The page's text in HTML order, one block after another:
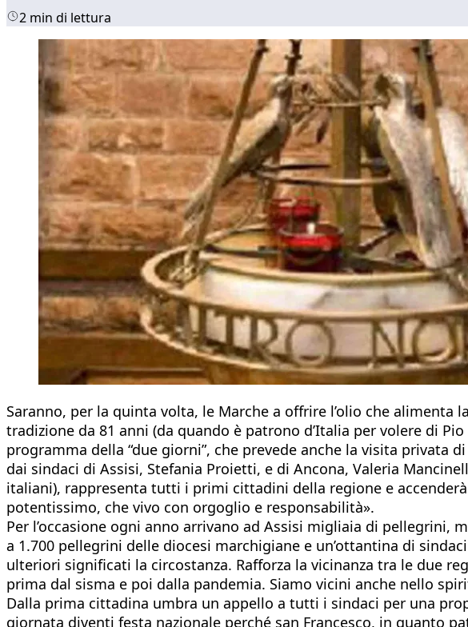
2 min di lettura
Saranno, per la quinta volta, le Marche a offrire l’olio che alimenta
tradizione da 81 anni (da quando è patrono d’Italia per volere di
programma della “due giorni”, che prevede anche la visita
dai sindaci di Assisi, Stefania Proietti, e di Ancona, Valeria
italiani), rappresenta tutti i primi cittadini della regione e
potentissimo, che vivo con orgoglio e responsabilità».
Per l’occasione ogni anno arrivano ad Assisi migliaia di
a 1.700 pellegrini delle diocesi marchigiane e un’ottantina di
ulteriori significati la circostanza. Rafforza la vicinanza tra le due
prima dal sisma e poi dalla pandemia. Siamo vicini anche nello
Dalla prima cittadina umbra un appello a tutti i sindaci per una
giornata diventi festa nazionale perché san Francesco, in quanto